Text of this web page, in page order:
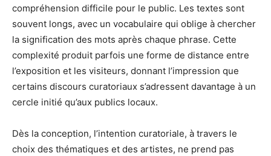
compréhension difficile pour le public. Les textes sont
souvent longs, avec un vocabulaire qui oblige à chercher
la signification des mots après chaque phrase. Cette
complexité produit parfois une forme de distance entre
l’exposition et les visiteurs, donnant l’impression que
certains discours curatoriaux s’adressent davantage à un
cercle initié qu’aux publics locaux.
Dès la conception, l’intention curatoriale, à travers le
choix des thématiques et des artistes, ne prend pas